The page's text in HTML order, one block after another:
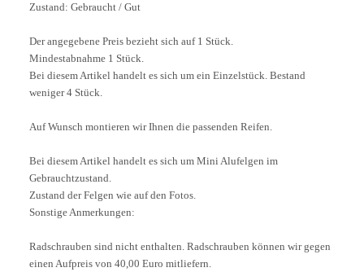
Zustand: Gebraucht / Gut
Der angegebene Preis bezieht sich auf 1 Stück.
Mindestabnahme 1 Stück.
Bei diesem Artikel handelt es sich um ein Einzelstück. Bestand
weniger 4 Stück.
Auf Wunsch montieren wir Ihnen die passenden Reifen.
Bei diesem Artikel handelt es sich um Mini Alufelgen im
Gebrauchtzustand.
Zustand der Felgen wie auf den Fotos.
Sonstige Anmerkungen:
Radschrauben sind nicht enthalten. Radschrauben können wir gegen
einen Aufpreis von 40,00 Euro mitliefern.